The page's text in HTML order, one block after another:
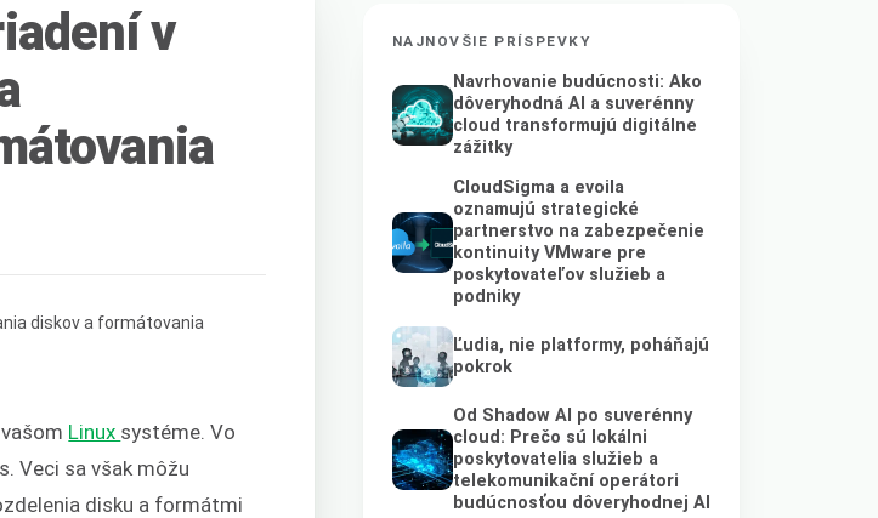
v
Linux systéme. Vo
Veci sa však môžu
disku a formátmi
NAJNOVŠIE PRÍSPEVKY
Navrhovanie budúcnosti: Ako
dôveryhodná AI a suverénny
cloud transformujú digitálne
zážitky
CloudSigma a evoila
oznamujú strategické
partnerstvo na zabezpečenie
kontinuity VMware pre
poskytovateľov služieb a
podniky
Ľudia, nie platformy, poháňajú
pokrok
Od Shadow AI po suverénny
cloud: Prečo sú lokálni
poskytovatelia služieb a
telekomunikační operátori
budúcnosťou dôveryhodnej AI